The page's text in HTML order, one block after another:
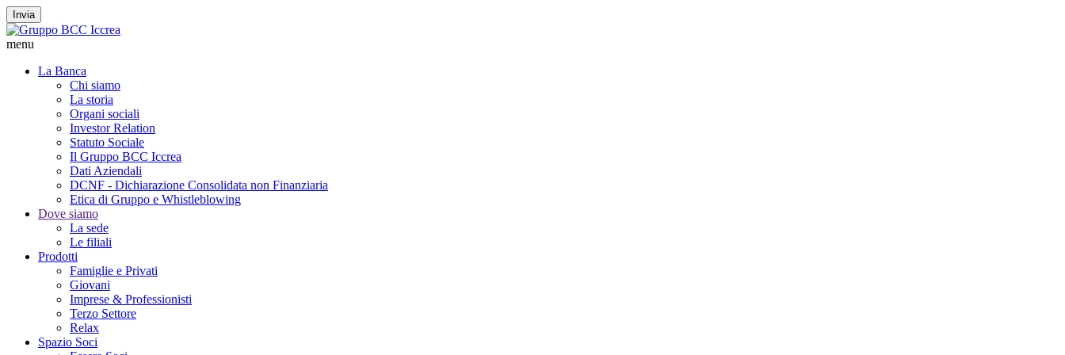
Invia
menu
La Banca
Chi siamo
La storia
Organi sociali
Investor Relation
Statuto Sociale
Il Gruppo BCC Iccrea
Dati Aziendali
DCNF - Dichiarazione Consolidata non Finanziaria
Etica di Gruppo e Whistleblowing
Dove siamo
La sede
Le filiali
Prodotti
Famiglie e Privati
Giovani
Imprese & Professionisti
Terzo Settore
Relax
Spazio Soci